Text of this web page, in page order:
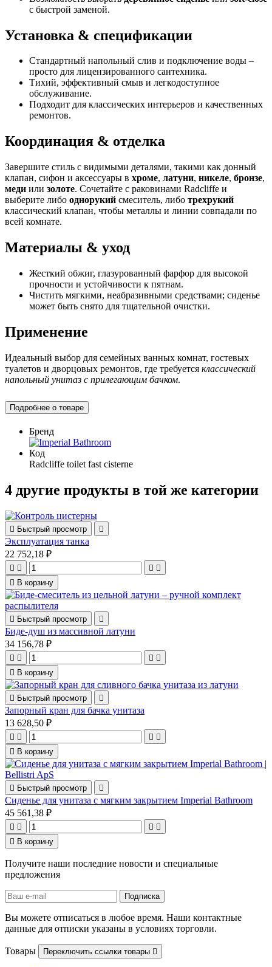
с быстрой заменой.
Установка & спецификации
Стандартный напольный слив и подключение воды –
просто для лицензированного сантехника.
Тихий, эффективный смыв и легкодоступное
обслуживание.
Подходит для классических интерьеров и качественных
ремонтов.
Координация & отделка
Завершите стиль с видимыми деталями, такими как донный
клапан, сифон и аксессуары в хроме, латуни, никеле, бронзе,
меди или золоте. Сочетайте с раковинами Radcliffe и
выберите либо однорукий смеситель, либо трехрукий
классический клапан, чтобы металлы и линии совпадали по
всей комнате.
Материалы & уход
Жесткий обжиг, глазурованный фарфор для высокой
прочности и устойчивости к пятнам.
Чистить мягкими, неабразивными средствами; сиденье
может быть снято для тщательной очистки.
Применение
Идеальный выбор для семейных ванных комнат, гостевых
туалетов и дворцовых ремонтов, где требуется классический
напольный унитаз с прилегающим бачком.
Подробнее о товаре
Бренд
Код
Radcliffe toilet fast cisterne
4 другие продукты в той же категории
 Быстрый просмотр 
Эксплуатация танка
22 752,18 ₽
   
 В корзину
 Быстрый просмотр 
Биде-душ из массивной латуни
34 156,78 ₽
   
 В корзину
 Быстрый просмотр 
Запорный кран для бачка унитаза
13 628,50 ₽
   
 В корзину
 Быстрый просмотр 
Сиденье для унитаза с мягким закрытием Imperial Bathroom
45 561,38 ₽
   
 В корзину
Получите наши последние новости и специальные
предложения
Вы можете отписаться в любое время. Наши контактные
данные для отписки указаны в условиях торговли.
Товары Переключить ссылки товары 